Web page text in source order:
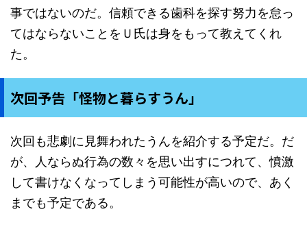
事ではないのだ。信頼できる歯科を探す努力を怠っ
てはならないことをＵ氏は身をもって教えてくれ
た。
次回予告「怪物と暮らすうん」
次回も悲劇に見舞われたうんを紹介する予定だ。だ
が、人ならぬ行為の数々を思い出すにつれて、憤激
して書けなくなってしまう可能性が高いので、あく
までも予定である。